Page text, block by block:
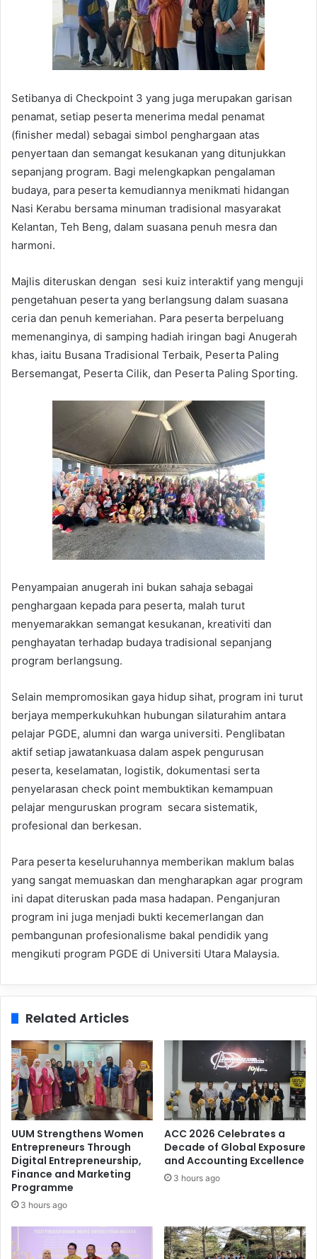
Setibanya di Checkpoint 3 yang juga merupakan garisan
penamat, setiap peserta menerima medal penamat
(finisher medal) sebagai simbol penghargaan atas
penyertaan dan semangat kesukanan yang ditunjukkan
sepanjang program. Bagi melengkapkan pengalaman
budaya, para peserta kemudiannya menikmati hidangan
Nasi Kerabu bersama minuman tradisional masyarakat
Kelantan, Teh Beng, dalam suasana penuh mesra dan
harmoni.
Majlis diteruskan dengan sesi kuiz interaktif yang menguji
pengetahuan peserta yang berlangsung dalam suasana
ceria dan penuh kemeriahan. Para peserta berpeluang
memenanginya, di samping hadiah iringan bagi Anugerah
khas, iaitu Busana Tradisional Terbaik, Peserta Paling
Bersemangat, Peserta Cilik, dan Peserta Paling Sporting.
Penyampaian anugerah ini bukan sahaja sebagai
penghargaan kepada para peserta, malah turut
menyemarakkan semangat kesukanan, kreativiti dan
penghayatan terhadap budaya tradisional sepanjang
program berlangsung.
Selain mempromosikan gaya hidup sihat, program ini turut
berjaya memperkukuhkan hubungan silaturahim antara
pelajar PGDE, alumni dan warga universiti. Penglibatan
aktif setiap jawatankuasa dalam aspek pengurusan
peserta, keselamatan, logistik, dokumentasi serta
penyelarasan check point membuktikan kemampuan
pelajar menguruskan program secara sistematik,
profesional dan berkesan.
Para peserta keseluruhannya memberikan maklum balas
yang sangat memuaskan dan mengharapkan agar program
ini dapat diteruskan pada masa hadapan. Penganjuran
program ini juga menjadi bukti kecemerlangan dan
pembangunan profesionalisme bakal pendidik yang
mengikuti program PGDE di Universiti Utara Malaysia.
Related Articles
UUM Strengthens Women
Entrepreneurs Through
Digital Entrepreneurship,
Finance and Marketing
Programme
3 hours ago
ACC 2026 Celebrates a
Decade of Global Exposure
and Accounting Excellence
3 hours ago